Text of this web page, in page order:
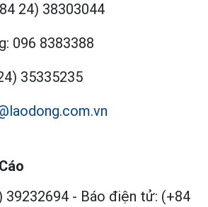
24) 38303044
096 8383388
35335235
39232694 - Báo điện tử: (+84